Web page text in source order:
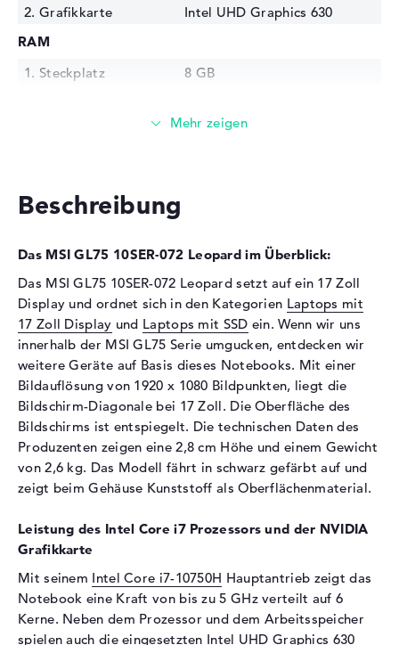
2. Grafikkarte
Intel UHD Graphics 630
RAM
1. Steckplatz
8 GB
16 GB
Festplatte
Schnittstelle
PCIe
Optische Speicher
Laufwerks-Typ
ohne Laufwerk
Display
Display-Typ
17,3" TFT
Max. Auflösung
1920 x 1080
Auflösungstyp
Full-HD
Besonderheiten
Display, entspiegelt, LED-
Hintergrundbeleuchtung, IPS
Panel
Kartenleser
Unterstützte Flash-
Speicherkarten
SDHC, SDXC
Audio
Soundkarte
Nahimic Audio Verstärker
Beschreibung
Das MSI GL75 10SER-072 Leopard im Überblick:
Das MSI GL75 10SER-072 Leopard setzt auf ein 17 Zoll
Display und ordnet sich in den Kategorien Laptops mit
17 Zoll Display und Laptops mit SSD ein. Wenn wir uns
innerhalb der MSI GL75 Serie umgucken, entdecken wir
weitere Geräte auf Basis dieses Notebooks. Mit einer
Bildauflösung von 1920 x 1080 Bildpunkten, liegt die
Bildschirm-Diagonale bei 17 Zoll. Die Oberfläche des
Bildschirms ist entspiegelt. Die technischen Daten des
Produzenten zeigen eine 2,8 cm Höhe und einem Gewicht
von 2,6 kg. Das Modell fährt in schwarz gefärbt auf und
zeigt beim Gehäuse Kunststoff als Oberflächenmaterial.
Leistung des Intel Core i7 Prozessors und der NVIDIA
Grafikkarte
Mit seinem Intel Core i7-10750H Hauptantrieb zeigt das
Notebook eine Kraft von bis zu 5 GHz verteilt auf 6
Kerne. Neben dem Prozessor und dem Arbeitsspeicher
spielen auch die eingesetzten Intel UHD Graphics 630